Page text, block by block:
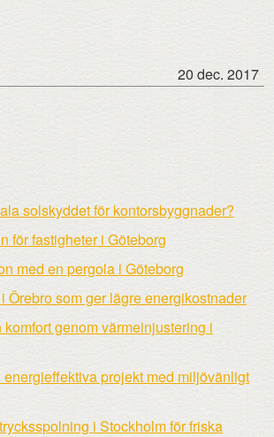
20 dec. 2017
solskyddet för kontorsbyggnader?
för fastigheter i Göteborg
med en pergola i Göteborg
Örebro som ger lägre energikostnader
genom värmeinjustering i
projekt med miljövänligt
i Stockholm för friska